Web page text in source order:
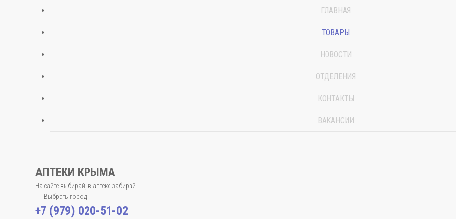
ГЛАВНАЯ
ТОВАРЫ
НОВОСТИ
ОТДЕЛЕНИЯ
КОНТАКТЫ
ВАКАНСИИ
АПТЕКИ КРЫМА
На сайте выбирай, в аптеке забирай
Выбрать город
+7 (979) 020-51-02